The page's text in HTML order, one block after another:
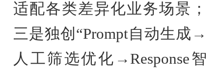
适配各类差异化业务场景；
三是独创“Prompt自动生成→
人工筛选优化→Response智